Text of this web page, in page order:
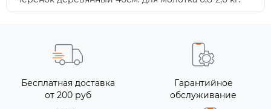
Бесплатная доставка
от 200 руб
Гарантийное
обслуживание